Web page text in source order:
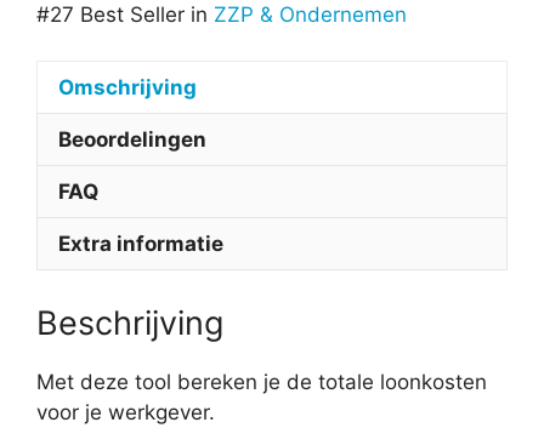
#27 Best Seller in ZZP & Ondernemen
Omschrijving
Beoordelingen
FAQ
Extra informatie
Beschrijving
Met deze tool bereken je de totale loonkosten
voor je werkgever.